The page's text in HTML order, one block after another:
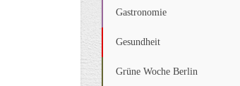
Gastronomie
Gesundheit
Grüne Woche Berlin